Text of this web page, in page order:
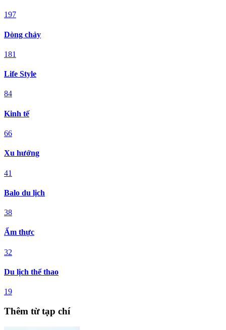
197
Dòng chảy
181
Life Style
84
Kinh tế
66
Xu hướng
41
Balo du lịch
38
Ẩm thực
32
Du lịch thể thao
19
Thêm từ tạp chí